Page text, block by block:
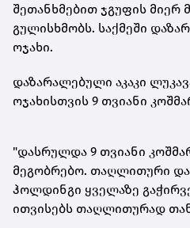
შეთანხმებით ჯგუფის
გულისხმობს. საქმეში
ოჯახი.
დაზარალებული აკაკი
ოჯახისთვის 9 თვიანი
"დასრულდა 9 თვიანი
მეგობრებო. თაღლითური
ჰოლდინგი ყველაზე
ითვისებს თაღლითურად